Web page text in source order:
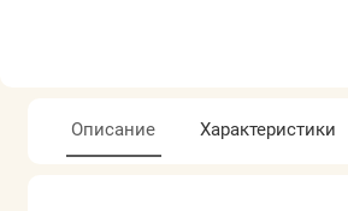
Описание Характеристики